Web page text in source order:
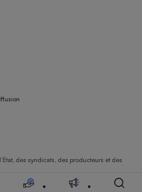
des syndicats, des producteurs et des